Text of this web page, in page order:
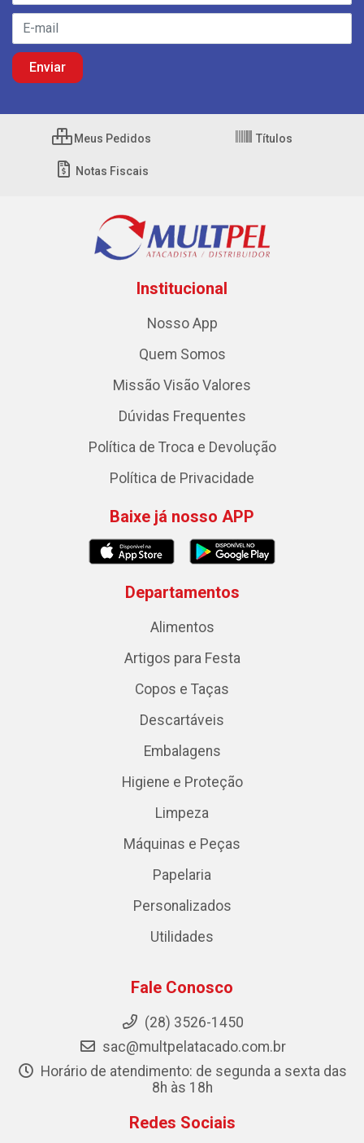
Meus Pedidos Títulos
Notas Fiscais
Institucional
Nosso App
Quem Somos
Missão Visão Valores
Dúvidas Frequentes
Política de Troca e Devolução
Política de Privacidade
Baixe já nosso APP
Departamentos
Alimentos
Artigos para Festa
Copos e Taças
Descartáveis
Embalagens
Higiene e Proteção
Limpeza
Máquinas e Peças
Papelaria
Personalizados
Utilidades
Fale Conosco
(28) 3526-1450
sac@multpelatacado.com.br
Horário de atendimento: de segunda a sexta das
8h às 18h
Redes Sociais